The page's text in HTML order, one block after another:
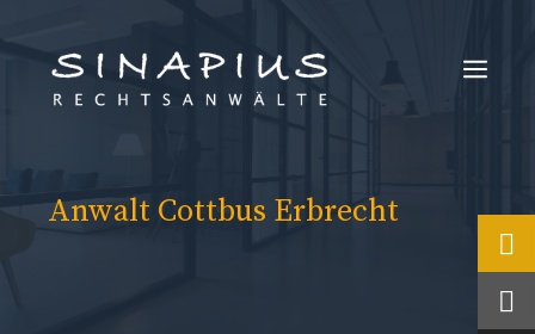
Inhalt
springen
Anwalt Cottbus Erbrecht